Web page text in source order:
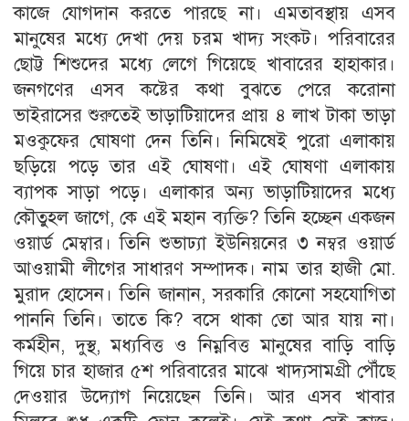
কাজে যোগদান করতে পারছে না। এমতাবস্থায় এসব
মানুষের মধ্যে দেখা দেয় চরম খাদ্য সংকট। পরিবারের
ছোট্ট শিশুদের মধ্যে লেগে গিয়েছে খাবারের হাহাকার।
জনগণের এসব কষ্টের কথা বুঝতে পেরে করোনা
ভাইরাসের শুরুতেই ভাড়াটিয়াদের প্রায় ৪ লাখ টাকা ভাড়া
মওকুফের ঘোষণা দেন তিনি। নিমিষেই পুরো এলাকায়
ছড়িয়ে পড়ে তার এই ঘোষণা। এই ঘোষণা এলাকায়
ব্যাপক সাড়া পড়ে। এলাকার অন্য ভাড়াটিয়াদের মধ্যে
কৌতুহল জাগে, কে এই মহান ব্যক্তি? তিনি হচ্ছেন একজন
ওয়ার্ড মেম্বার। তিনি শুভাঢ্যা ইউনিয়নের ৩ নম্বর ওয়ার্ড
আওয়ামী লীগের সাধারণ সম্পাদক। নাম তার হাজী মো.
মুরাদ হোসেন। তিনি জানান, সরকারি কোনো সহযোগিতা
পাননি তিনি। তাতে কি? বসে থাকা তো আর যায় না।
কর্মহীন, দুস্থ, মধ্যবিত্ত ও নিম্নবিত্ত মানুষের বাড়ি বাড়ি
গিয়ে চার হাজার ৫‌শ পরিবারের মাঝে খাদ্যসামগ্রী পৌঁছে
দেওয়ার উদ্যোগ নিয়েছেন তিনি। আর এসব খাবার